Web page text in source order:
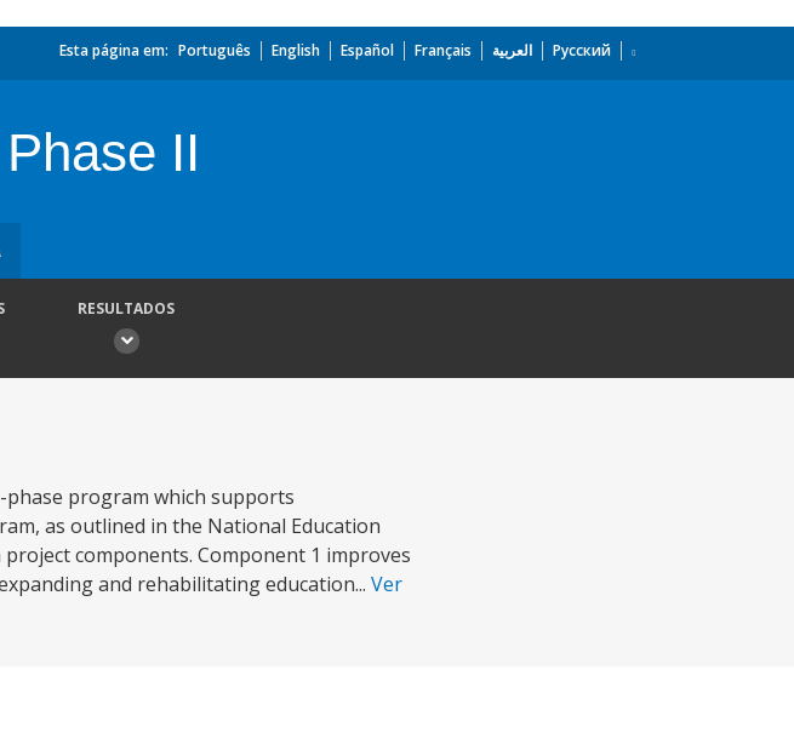
Esta página em: Português English Español Français العربية Русский
II
RESULTADOS
phase program which supports
as outlined in the National Education
components. Component 1 improves
and rehabilitating education... Ver